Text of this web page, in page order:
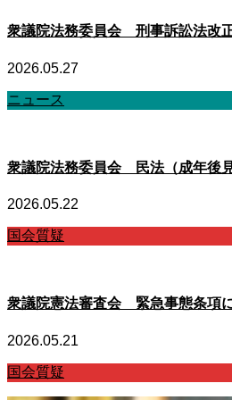
衆議院法務委員会 刑事訴訟法改
2026.05.27
ニュース
衆議院法務委員会 民法（成年後
2026.05.22
国会質疑
衆議院憲法審査会 緊急事態条項
2026.05.21
国会質疑